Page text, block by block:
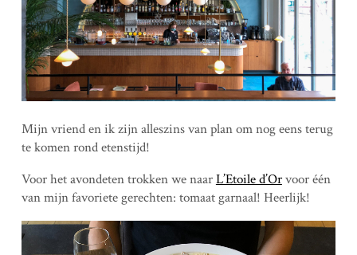
Mijn vriend en ik zijn alleszins van plan om nog eens terug
te komen rond etenstijd!
Voor het avondeten trokken we naarL’Etoile d’Orvoor één
van mijn favoriete gerechten: tomaat garnaal! Heerlijk!